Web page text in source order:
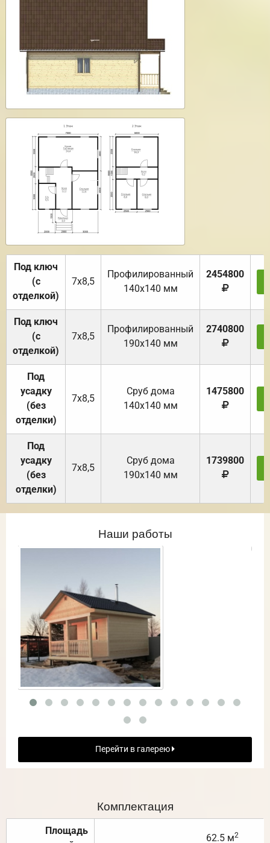
Под ключ
(с
отделкой)
7х8,5
Профилированный
140х140 мм
2454800
Под ключ
(с
отделкой)
7х8,5
Профилированный
190х140 мм
2740800
Под
усадку
(без
отделки)
7х8,5
Cруб дома
140х140 мм
1475800
Под
усадку
(без
отделки)
7х8,5
Cруб дома
190х140 мм
1739800
Наши работы
Перейти в галерею
Комплектация
Площадь
62.5 м2